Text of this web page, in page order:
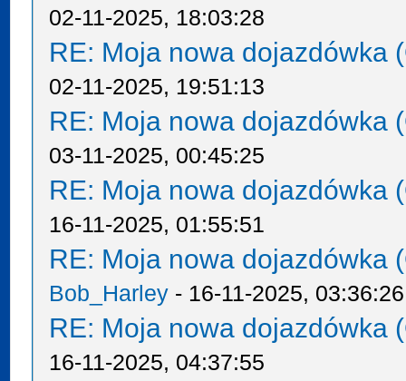
02-11-2025, 18:03:28
RE: Moja nowa dojazdówka
02-11-2025, 19:51:13
RE: Moja nowa dojazdówka
03-11-2025, 00:45:25
RE: Moja nowa dojazdówka
16-11-2025, 01:55:51
RE: Moja nowa dojazdówka
Bob_Harley - 16-11-2025, 03:36:26
RE: Moja nowa dojazdówka
16-11-2025, 04:37:55